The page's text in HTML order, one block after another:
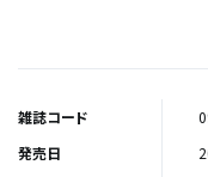
雑誌コード
発売日